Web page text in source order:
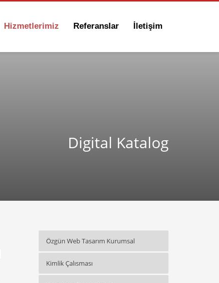
Hizmetlerimiz Referanslar İletişim
Digital Katalog
Özgün Web Tasarım Kurumsal
Kimlik Çalısması